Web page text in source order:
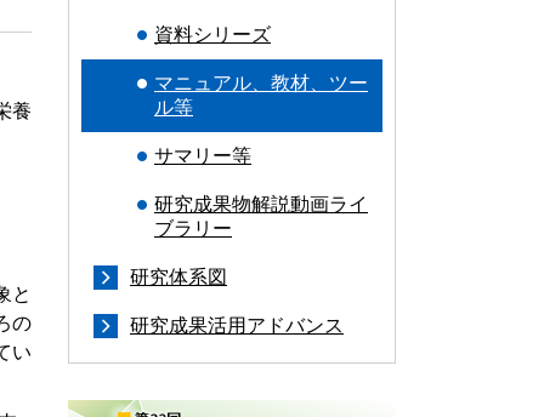
養
と
の
い
資料シリーズ
マニュアル、教材、ツー
ル等
サマリー等
研究成果物解説動画ライ
ブラリー
研究体系図
研究成果活用アドバンス